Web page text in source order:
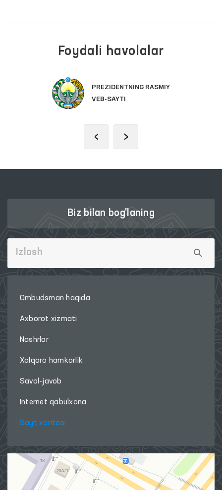
Foydali havolalar
PREZIDENTNING RASMIY
VEB-SAYTI
‹ ›
Biz bilan bog'laning
Ombudsman haqida
Axborot xizmati
Nashrlar
Xalqaro hamkorlik
Savol-javob
Internet qabulxona
Sayt xaritasi